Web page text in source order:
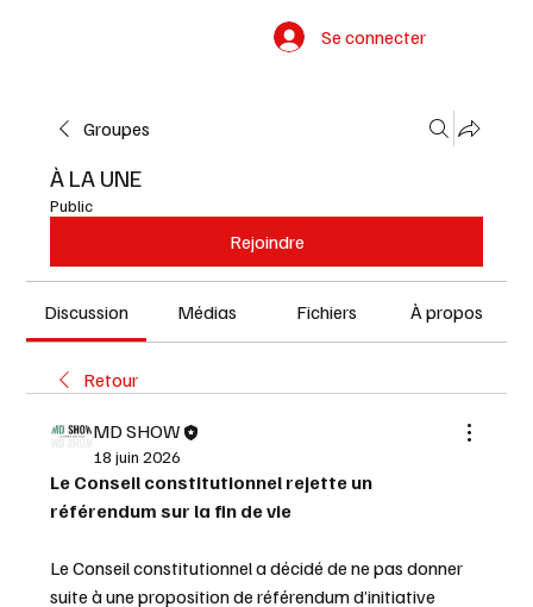
Se connecter
Groupes
À LA UNE
Public
Rejoindre
Discussion Médias Fichiers À propos
Retour
MD SHOW
18 juin 2026
Le Conseil constitutionnel rejette un
référendum sur la fin de vie
Le Conseil constitutionnel a décidé de ne pas donner
suite à une proposition de référendum d’initiative